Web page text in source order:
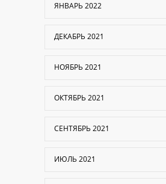
ЯНВАРЬ 2022
ДЕКАБРЬ 2021
НОЯБРЬ 2021
ОКТЯБРЬ 2021
СЕНТЯБРЬ 2021
ИЮЛЬ 2021